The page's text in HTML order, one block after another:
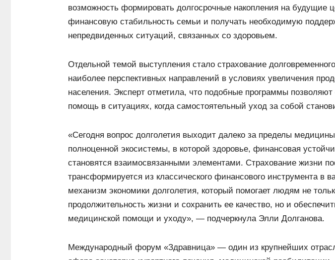
возможность формировать долгосрочные накопления на будущие
финансовую стабильность семьи и получать необходимую
непредвиденных ситуаций, связанных со здоровьем.
Отдельной темой выступления стало страхование
наиболее перспективных направлений в условиях увеличения
населения. Эксперт отметила, что подобные программы
помощь в ситуациях, когда самостоятельный уход за собой
«Сегодня вопрос долголетия выходит далеко за пределы
полноценной экосистемы, в которой здоровье, финансовая
становятся взаимосвязанными элементами. Страхование жизни
трансформируется из классического финансового инструмента в
механизм экономики долголетия, который помогает людям не
продолжительность жизни и сохранить ее качество, но и
медицинской помощи и уходу», — подчеркнула Элли Долганова.
Международный форум «Здравница» — один из крупнейших